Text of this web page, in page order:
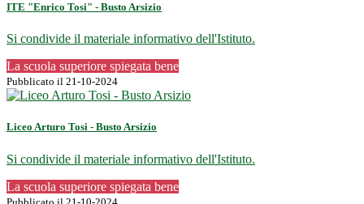
ITE "Enrico Tosi" - Busto Arsizio
Si condivide il materiale informativo dell'Istituto.
La scuola superiore spiegata bene
Pubblicato il 21-10-2024
Liceo Arturo Tosi - Busto Arsizio
Si condivide il materiale informativo dell'Istituto.
La scuola superiore spiegata bene